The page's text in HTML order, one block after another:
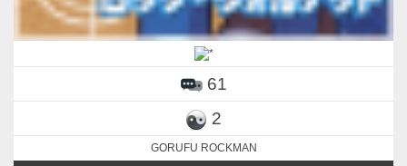
61
2
GORUFU ROCKMAN